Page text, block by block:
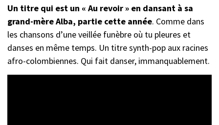
Un titre qui est un « Au revoir » en dansant à sa
grand-mère Alba, partie cette année. Comme dans
les chansons d’une veillée funèbre où tu pleures et
danses en même temps. Un titre synth-pop aux racines
afro-colombiennes. Qui fait danser, immanquablement.